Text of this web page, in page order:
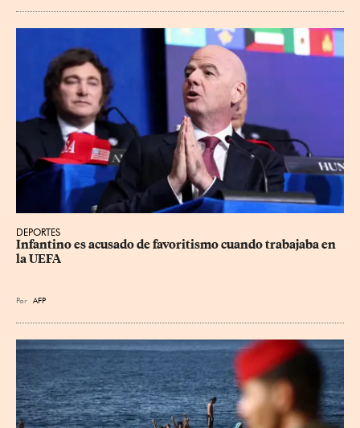
DEPORTES
Infantino es acusado de favoritismo cuando trabajaba en
la UEFA
Por AFP